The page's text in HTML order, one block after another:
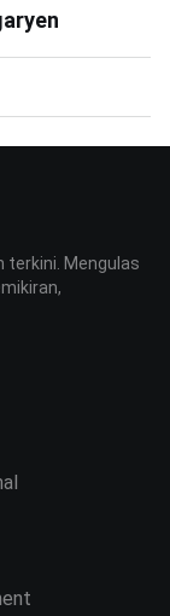
terkini. Mengulas